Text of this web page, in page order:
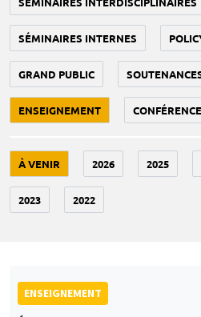
SÉMINAIRES INTERNES
GRAND PUBLIC
ENSEIGNEMENT
À VENIR 2026 2025
2023 2022
ENSEIGNEMENT